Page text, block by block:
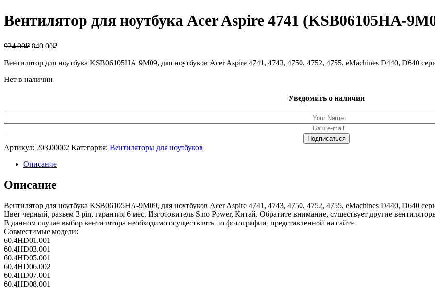
Вентилятор для ноутбука Acer Aspire 4741 (KSB06105HA-
924.00₽ Первоначальная
составляла
840.00₽Текущая
840.00₽.
Вентилятор для ноутбука KSB06105HA-9M09, для ноутбуков Acer Aspire 4741, 4743, 4750, 4752, 4755, eMachines D440, D640
Нет в наличии
Уведомить о наличии
Артикул: 203.00002 Категория: Вентиляторы для ноутбуков
Описание
Описание
Вентилятор для ноутбука KSB06105HA-9M09, для ноутбуков Acer Aspire 4741, 4743, 4750, 4752, 4755, eMachines D440, D640
Цвет черный, разъем 3 pin, гарантия 6 мес. Изготовитель Sino Power, Китай. Обратите внимание, существует другие
В данном случае выбор вентилятора необходимо осуществлять по фотографии, представленной на сайте.
Совместимые модели:
60.4HD01.001
60.4HD03.001
60.4HD05.001
60.4HD06.002
60.4HD07.001
60.4HD08.001